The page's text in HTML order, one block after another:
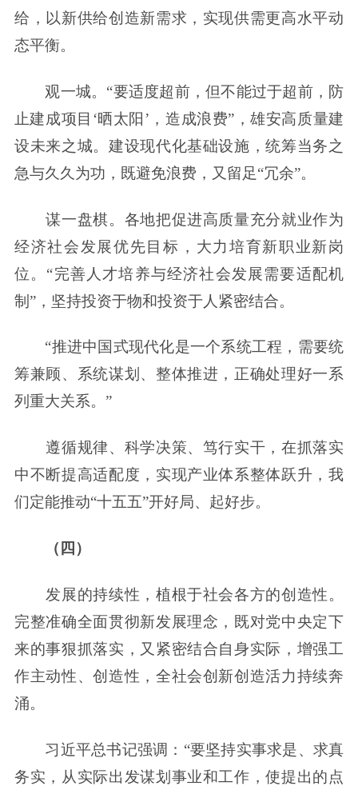
给，以新供给创造新需求，实现供需更高水平动
态平衡。
观一城。“要适度超前，但不能过于超前，防
止建成项目‘晒太阳’，造成浪费”，雄安高质量建
设未来之城。建设现代化基础设施，统筹当务之
急与久久为功，既避免浪费，又留足“冗余”。
谋一盘棋。各地把促进高质量充分就业作为
经济社会发展优先目标，大力培育新职业新岗
位。“完善人才培养与经济社会发展需要适配机
制”，坚持投资于物和投资于人紧密结合。
“推进中国式现代化是一个系统工程，需要统
筹兼顾、系统谋划、整体推进，正确处理好一系
列重大关系。”
遵循规律、科学决策、笃行实干，在抓落实
中不断提高适配度，实现产业体系整体跃升，我
们定能推动“十五五”开好局、起好步。
（四）
发展的持续性，植根于社会各方的创造性。
完整准确全面贯彻新发展理念，既对党中央定下
来的事狠抓落实，又紧密结合自身实际，增强工
作主动性、创造性，全社会创新创造活力持续奔
涌。
习近平总书记强调：“要坚持实事求是、求真
务实，从实际出发谋划事业和工作，使提出的点